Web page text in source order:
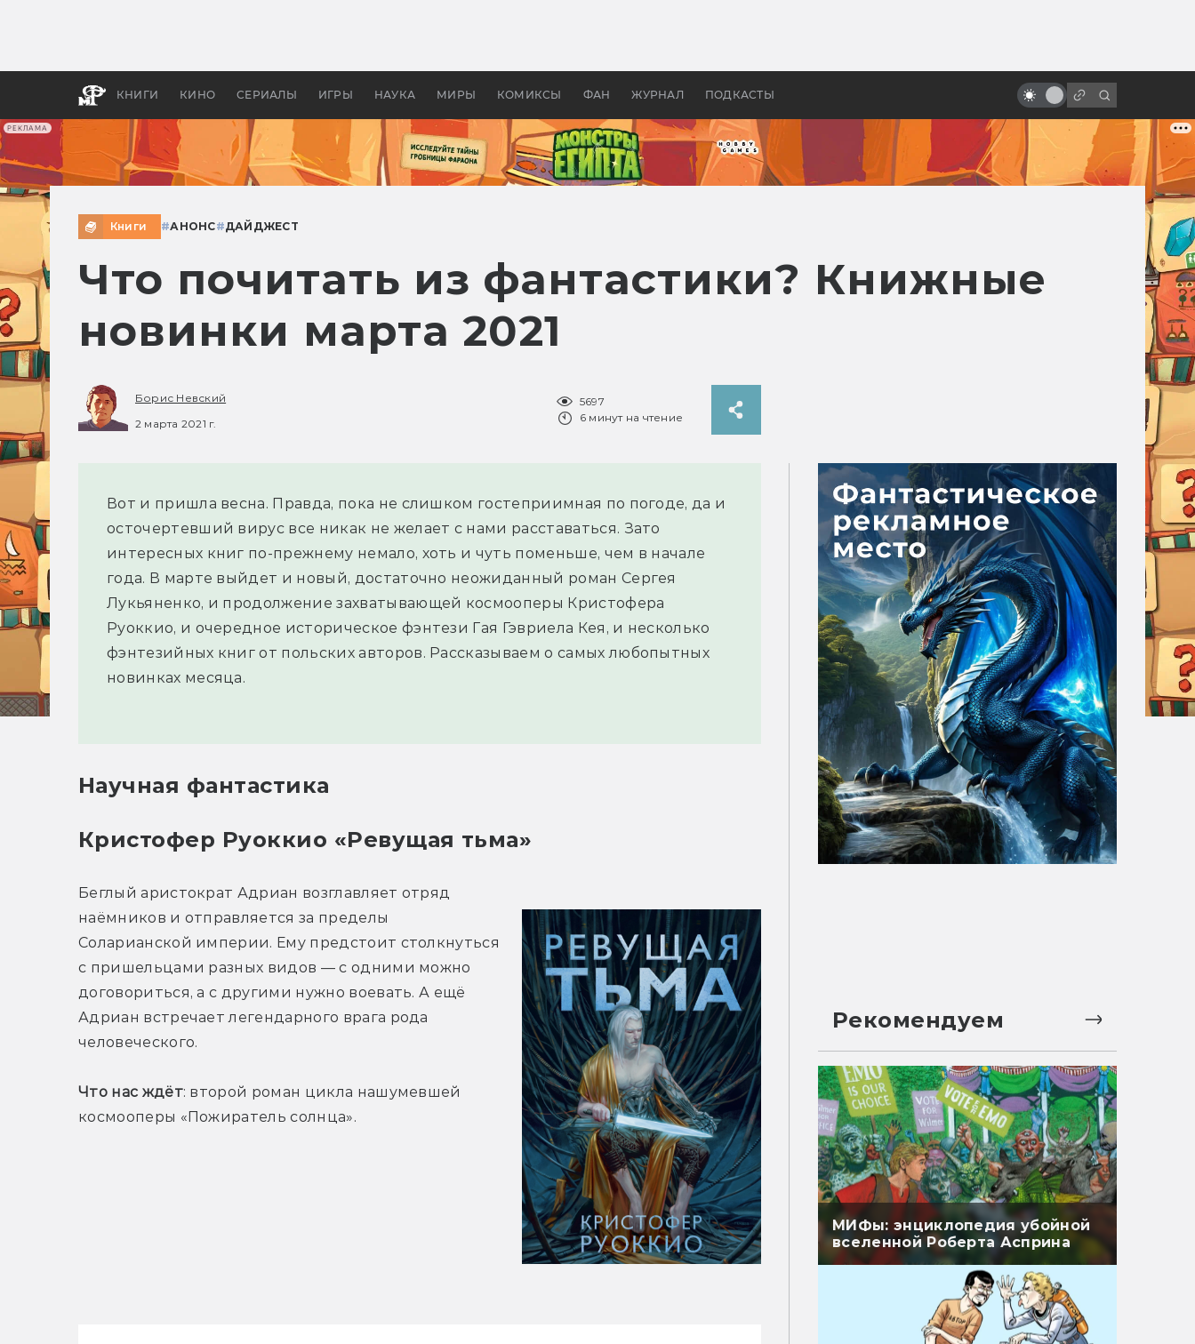
РЕКЛАМА
КНИГИ КИНО СЕРИАЛЫ ИГРЫ НАУКА МИРЫ КОМИКСЫ ФАН ЖУРНАЛ ПОДКАСТЫ
бы «Властелина колец»
Древней Грецией
«Чёрная дыра»
Книги #АНОНС#ДАЙДЖЕСТ
Что почитать из фантастики? Книжные
новинки марта 2021
Борис Невский
2 марта 2021 г.
5697
6 минут на чтение
Вот и пришла весна. Правда, пока не слишком гостеприимная по погоде, да и
осточертевший вирус все никак не желает с нами расставаться. Зато
интересных книг по-прежнему немало, хоть и чуть поменьше, чем в начале
года. В марте выйдет и новый, достаточно неожиданный роман Сергея
Лукьяненко, и продолжение захватывающей космооперы Кристофера
Руоккио, и очередное историческое фэнтези Гая Гэвриела Кея, и несколько
фэнтезийных книг от польских авторов. Рассказываем о самых любопытных
новинках месяца.
Научная фантастика
Кристофер Руоккио «Ревущая тьма»
Беглый аристократ Адриан возглавляет отряд
наёмников и отправляется за пределы
Соларианской империи. Ему предстоит столкнуться
с пришельцами разных видов — с одними можно
договориться, а с другими нужно воевать. А ещё
Адриан встречает легендарного врага рода
человеческого.
Что нас ждёт: второй роман цикла нашумевшей
космооперы «Пожиратель солнца».
Рекомендуем
МИФы: энциклопедия убойной
вселенной Роберта Асприна